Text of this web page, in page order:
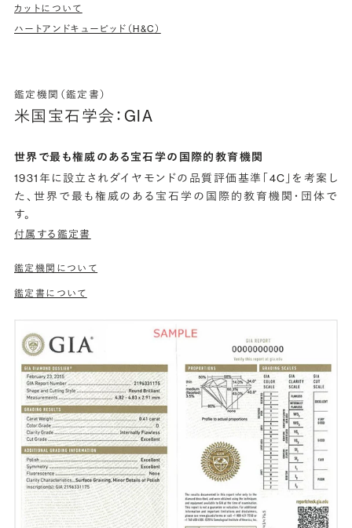
カットについて
ハートアンドキューピッド（H&C）
鑑定機関（鑑定書）
米国宝石学会：GIA
世界で最も権威のある宝石学の国際的教育機関
1931年に設立されダイヤモンドの品質評価基準「4C」を考案し
た、世界で最も権威のある宝石学の国際的教育機関・団体で
す。
付属する鑑定書
鑑定機関について
鑑定書について